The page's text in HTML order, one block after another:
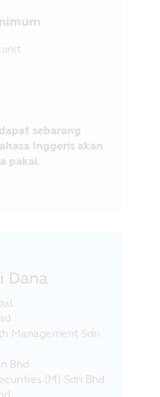
unit
sebarang
Inggeris akan
pakai.
Dana
Management Sdn
Bhd
(M) Sdn Bhd